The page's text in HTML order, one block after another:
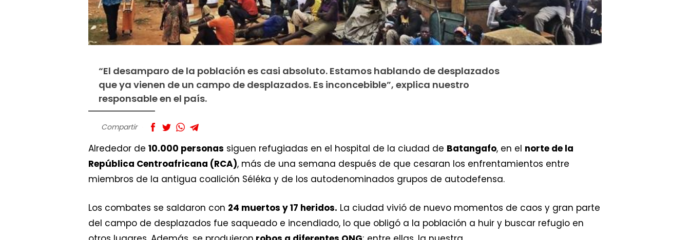
“El desamparo de la población es casi absoluto. Estamos hablando de desplazados
que ya vienen de un campo de desplazados. Es inconcebible”, explica nuestro
responsable en el país.
Compartir
Alrededor de 10.000 personas siguen refugiadas en el hospital de la ciudad de Batangafo, en el norte de la
República Centroafricana (RCA), más de una semana después de que cesaran los enfrentamientos entre
miembros de la antigua coalición Séléka y de los autodenominados grupos de autodefensa.
Los combates se saldaron con 24 muertos y 17 heridos. La ciudad vivió de nuevo momentos de caos y gran parte
del campo de desplazados fue saqueado e incendiado, lo que obligó a la población a huir y buscar refugio en